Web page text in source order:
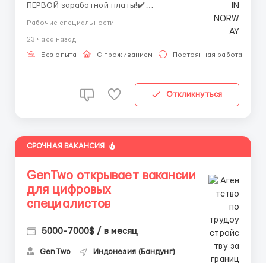
ПЕРВОЙ заработной платы!✔️
📞 +447376874242 Telegram➡️🤳
📞 +447376874242 What’sApp➡️🤳 🐟Компания (Lerøy
Рабочие специальности
23 часа назад
Без опыта С проживанием Постоянная работа
Откликнуться
СРОЧНАЯ ВАКАНСИЯ
GenTwo открывает вакансии
для цифровых
специалистов
5000-7000$ / в месяц
GenTwo Индонезия (Бандунг)